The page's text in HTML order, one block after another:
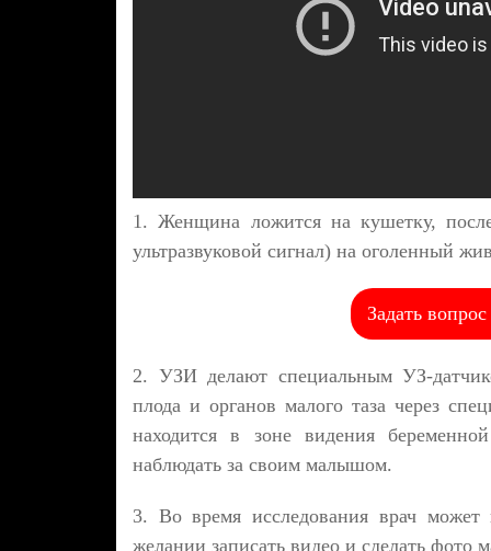
1. Женщина ложится на кушетку,
ультразвуковой сигнал) на оголенный
Задать
2. УЗИ делают специальным УЗ-
плода и органов малого таза через
находится в зоне видения
наблюдать за своим малышом.
3. Во время исследования врач
желании записать видео и сделать фото